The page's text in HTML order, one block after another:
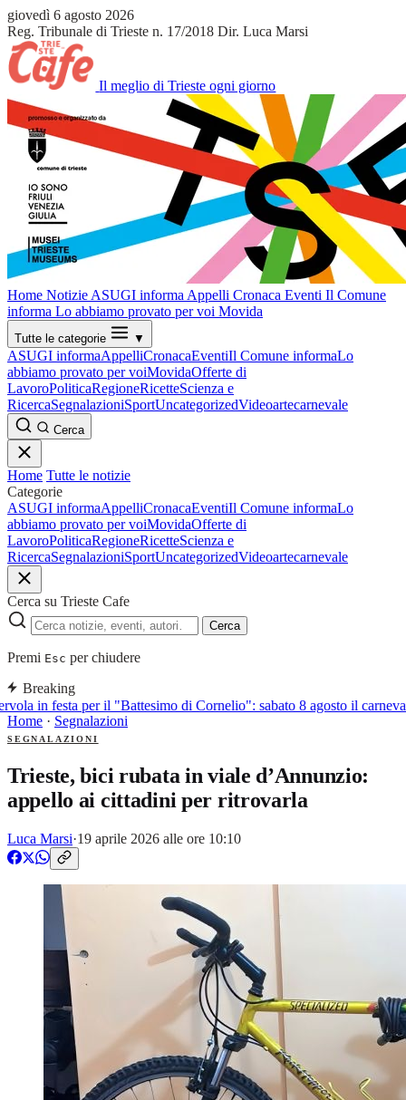
giovedì 6 agosto 2026
Reg. Tribunale di Trieste n. 17/2018 Dir. Luca Marsi
Il meglio di Trieste ogni giorno
Home Notizie ASUGI informa Appelli Cronaca Eventi Il Comune
informa Lo abbiamo provato per voi Movida
Tutte le categorie ▼
ASUGI informaAppelliCronacaEventiIl Comune informaLo
abbiamo provato per voiMovidaOfferte di
LavoroPoliticaRegioneRicetteScienza e
RicercaSegnalazioniSportUncategorizedVideoartecarnevale
Cerca
Home Tutte le notizie
Categorie
ASUGI informaAppelliCronacaEventiIl Comune informaLo
abbiamo provato per voiMovidaOfferte di
LavoroPoliticaRegioneRicetteScienza e
RicercaSegnalazioniSportUncategorizedVideoartecarnevale
Cerca su Trieste Cafe
Cerca
Premi Esc per chiudere
Breaking
in festa per il "Battesimo di Cornelio": sabato 8 agosto il
Home · Segnalazioni
SEGNALAZIONI
Trieste, bici rubata in viale d’Annunzio:
appello ai cittadini per ritrovarla
Luca Marsi·19 aprile 2026 alle ore 10:10